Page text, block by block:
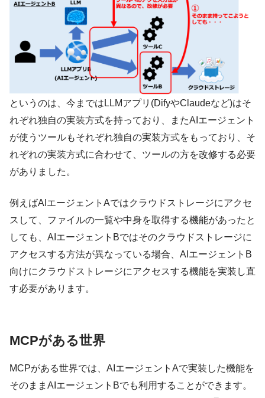
というのは、今まではLLMアプリ(DifyやClaudeなど)はそ
れぞれ独自の実装方式を持っており、またAIエージェント
が使うツールもそれぞれ独自の実装方式をもっており、そ
れぞれの実装方式に合わせて、ツールの方を改修する必要
がありました。
例えばAIエージェントAではクラウドストレージにアクセ
スして、ファイルの一覧や中身を取得する機能があったと
しても、AIエージェントBではそのクラウドストレージに
アクセスする方法が異なっている場合、AIエージェントB
向けにクラウドストレージにアクセスする機能を実装し直
す必要があります。
MCPがある世界
MCPがある世界では、AIエージェントAで実装した機能を
そのままAIエージェントBでも利用することができます。